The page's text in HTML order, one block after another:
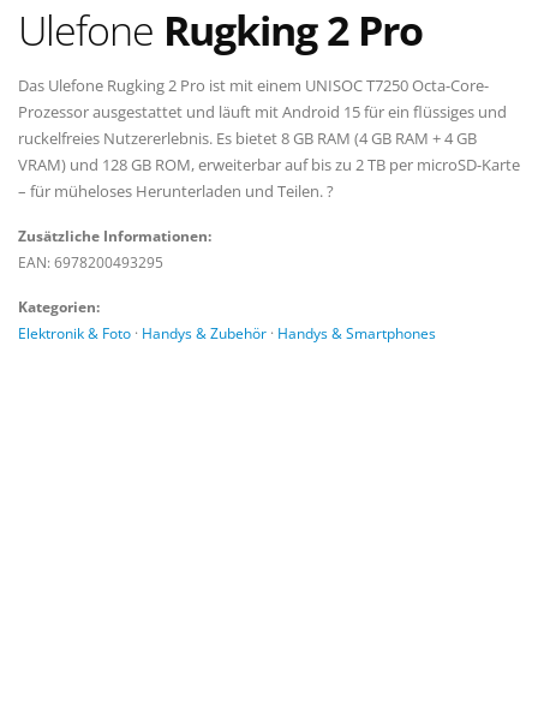
Ulefone Rugking 2 Pro
Das Ulefone Rugking 2 Pro ist mit einem UNISOC T7250 Octa-Core-
Prozessor ausgestattet und läuft mit Android 15 für ein flüssiges und
ruckelfreies Nutzererlebnis. Es bietet 8 GB RAM (4 GB RAM + 4 GB
VRAM) und 128 GB ROM, erweiterbar auf bis zu 2 TB per microSD-Karte
– für müheloses Herunterladen und Teilen. ?
Zusätzliche Informationen:
EAN: 6978200493295
Kategorien:
Elektronik & Foto · Handys & Zubehör · Handys & Smartphones